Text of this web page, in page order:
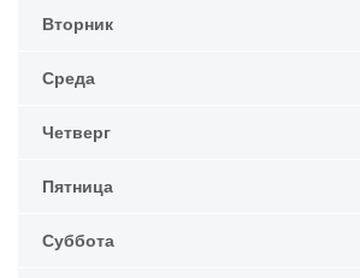
Вторник
Среда
Четверг
Пятница
Суббота